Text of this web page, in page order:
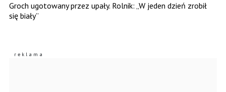
Groch ugotowany przez upały. Rolnik: „W jeden dzień zrobił
się biały”